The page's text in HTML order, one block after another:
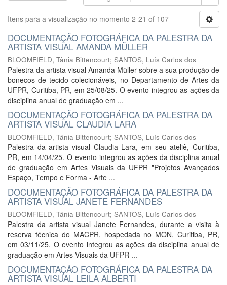
Itens para a visualização no momento 2-21 of 107
DOCUMENTAÇÃO FOTOGRÁFICA DA PALESTRA DA
ARTISTA VISUAL AMANDA MÜLLER
BLOOMFIELD, Tânia Bittencourt; SANTOS, Luís Carlos dos
Palestra da artista visual Amanda Müller sobre a sua produção de
bonecos de tecido colecionáveis, no Departamento de Artes da
UFPR, Curitiba, PR, em 25/08/25. O evento integrou as ações da
disciplina anual de graduação em ...
DOCUMENTAÇÃO FOTOGRÁFICA DA PALESTRA DA
ARTISTA VISUAL CLAUDIA LARA
BLOOMFIELD, Tânia Bittencourt; SANTOS, Luís Carlos dos
Palestra da artista visual Claudia Lara, em seu ateliê, Curitiba,
PR, em 14/04/25. O evento integrou as ações da disciplina anual
de graduação em Artes Visuais da UFPR "Projetos Avançados
Espaço, Tempo e Forma - Arte ...
DOCUMENTAÇÃO FOTOGRÁFICA DA PALESTRA DA
ARTISTA VISUAL JANETE FERNANDES
BLOOMFIELD, Tânia Bittencourt; SANTOS, Luís Carlos dos
Palestra da artista visual Janete Fernandes, durante a visita à
reserva técnica do MACPR, hospedada no MON, Curitiba, PR,
em 03/11/25. O evento integrou as ações da disciplina anual de
graduação em Artes Visuais da UFPR ...
DOCUMENTAÇÃO FOTOGRÁFICA DA PALESTRA DA
ARTISTA VISUAL LEILA ALBERTI